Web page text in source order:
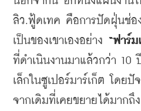
ลิว.ฟู้ดเทค คือการปัดฝุ่นช่อ
เป็นของเขาเองอย่าง “ฟาร์ม
ที่ดำเนินงานมาแล้วกว่า 10 ปี
เล็กในซูเปอร์มาร์เก็ต
โดยปั
จากเดิมที่เคยขยายได้มากถึง